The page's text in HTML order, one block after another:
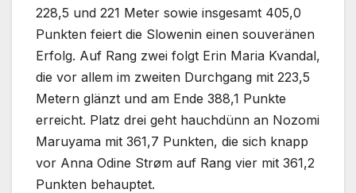
228,5 und 221 Meter sowie insgesamt 405,0
Punkten feiert die Slowenin einen souveränen
Erfolg. Auf Rang zwei folgt Erin Maria Kvandal,
die vor allem im zweiten Durchgang mit 223,5
Metern glänzt und am Ende 388,1 Punkte
erreicht. Platz drei geht hauchdünn an Nozomi
Maruyama mit 361,7 Punkten, die sich knapp
vor Anna Odine Strøm auf Rang vier mit 361,2
Punkten behauptet.